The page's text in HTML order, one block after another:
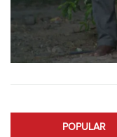
POPULAR